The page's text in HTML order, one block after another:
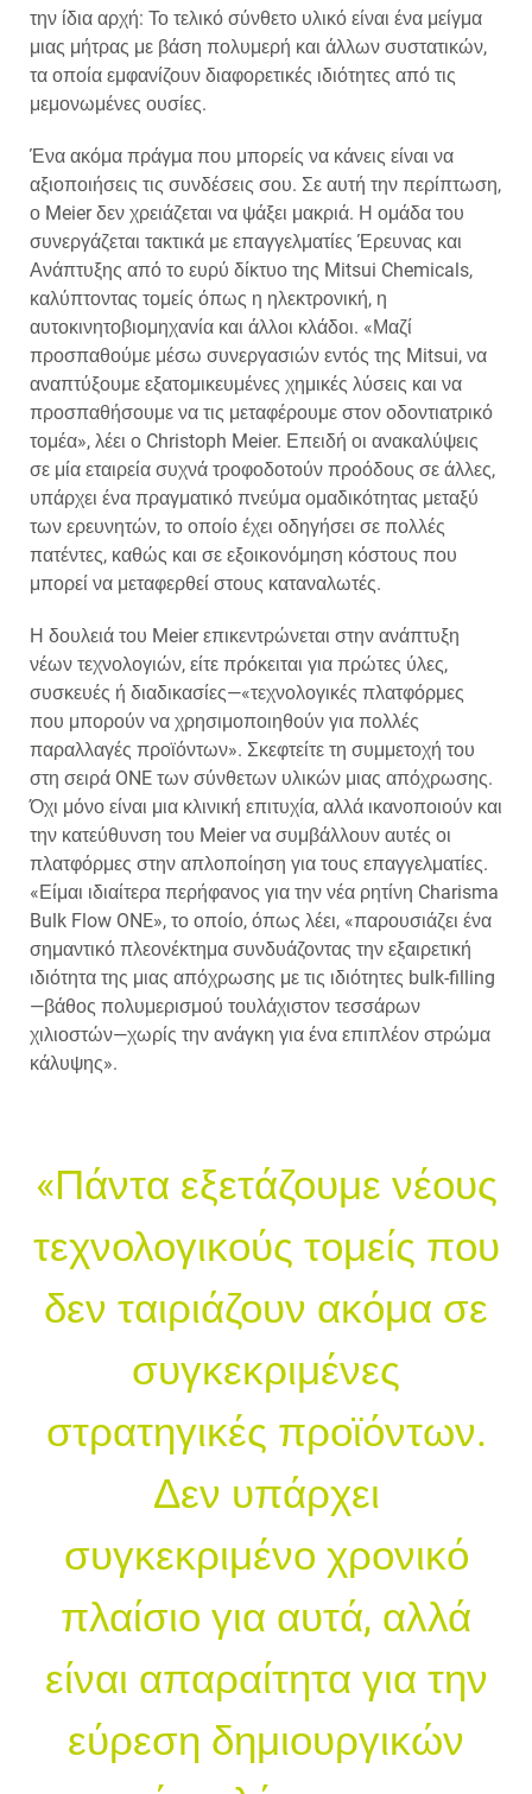
την ίδια αρχή: Το τελικό σύνθετο υλικό είναι ένα μείγμα
μιας μήτρας με βάση πολυμερή και άλλων συστατικών,
τα οποία εμφανίζουν διαφορετικές ιδιότητες από τις
μεμονωμένες ουσίες.
Ένα ακόμα πράγμα που μπορείς να κάνεις είναι να
αξιοποιήσεις τις συνδέσεις σου. Σε αυτή την περίπτωση,
ο Meier δεν χρειάζεται να ψάξει μακριά. Η ομάδα του
συνεργάζεται τακτικά με επαγγελματίες Έρευνας και
Ανάπτυξης από το ευρύ δίκτυο της Mitsui Chemicals,
καλύπτοντας τομείς όπως η ηλεκτρονική, η
αυτοκινητοβιομηχανία και άλλοι κλάδοι. «Μαζί
προσπαθούμε μέσω συνεργασιών εντός της Mitsui, να
αναπτύξουμε εξατομικευμένες χημικές λύσεις και να
προσπαθήσουμε να τις μεταφέρουμε στον οδοντιατρικό
τομέα», λέει ο Christoph Meier. Επειδή οι ανακαλύψεις
σε μία εταιρεία συχνά τροφοδοτούν προόδους σε άλλες,
υπάρχει ένα πραγματικό πνεύμα ομαδικότητας μεταξύ
των ερευνητών, το οποίο έχει οδηγήσει σε πολλές
πατέντες, καθώς και σε εξοικονόμηση κόστους που
μπορεί να μεταφερθεί στους καταναλωτές.
Η δουλειά του Meier επικεντρώνεται στην ανάπτυξη
νέων τεχνολογιών, είτε πρόκειται για πρώτες ύλες,
συσκευές ή διαδικασίες—«τεχνολογικές πλατφόρμες
που μπορούν να χρησιμοποιηθούν για πολλές
παραλλαγές προϊόντων». Σκεφτείτε τη συμμετοχή του
στη σειρά ONE των σύνθετων υλικών μιας απόχρωσης.
Όχι μόνο είναι μια κλινική επιτυχία, αλλά ικανοποιούν και
την κατεύθυνση του Meier να συμβάλλουν αυτές οι
πλατφόρμες στην απλοποίηση για τους επαγγελματίες.
«Είμαι ιδιαίτερα περήφανος για την νέα ρητίνη Charisma
Bulk Flow ONE», το οποίο, όπως λέει, «παρουσιάζει ένα
σημαντικό πλεονέκτημα συνδυάζοντας την εξαιρετική
ιδιότητα της μιας απόχρωσης με τις ιδιότητες bulk-filling
—βάθος πολυμερισμού τουλάχιστον τεσσάρων
χιλιοστών—χωρίς την ανάγκη για ένα επιπλέον στρώμα
κάλυψης».
«Πάντα εξετάζουμε νέους
τεχνολογικούς τομείς που
δεν ταιριάζουν ακόμα σε
συγκεκριμένες
στρατηγικές προϊόντων.
Δεν υπάρχει
συγκεκριμένο χρονικό
πλαίσιο για αυτά, αλλά
είναι απαραίτητα για την
εύρεση δημιουργικών